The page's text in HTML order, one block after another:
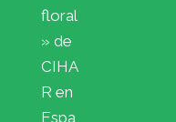
floral
» de
CIHA
R en
Espa